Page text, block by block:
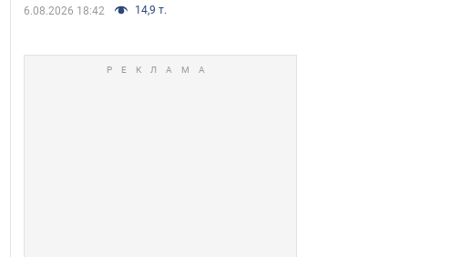
6.08.2026 18:42 14,9 т.